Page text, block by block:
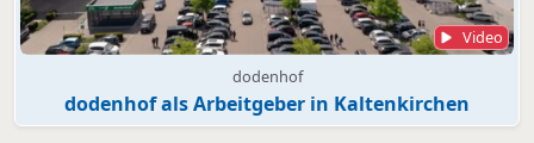
Video
dodenhof
dodenhof als Arbeitgeber in Kaltenkirchen